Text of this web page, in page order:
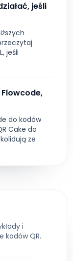
jeśli
jeśli
do kodów
Cake do
ze
i
kodów QR.